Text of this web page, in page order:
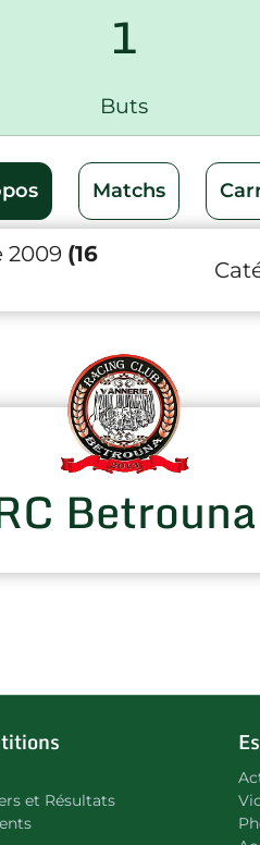
1
Buts
Matchs
2009 (16
Betrouna
et Résultats